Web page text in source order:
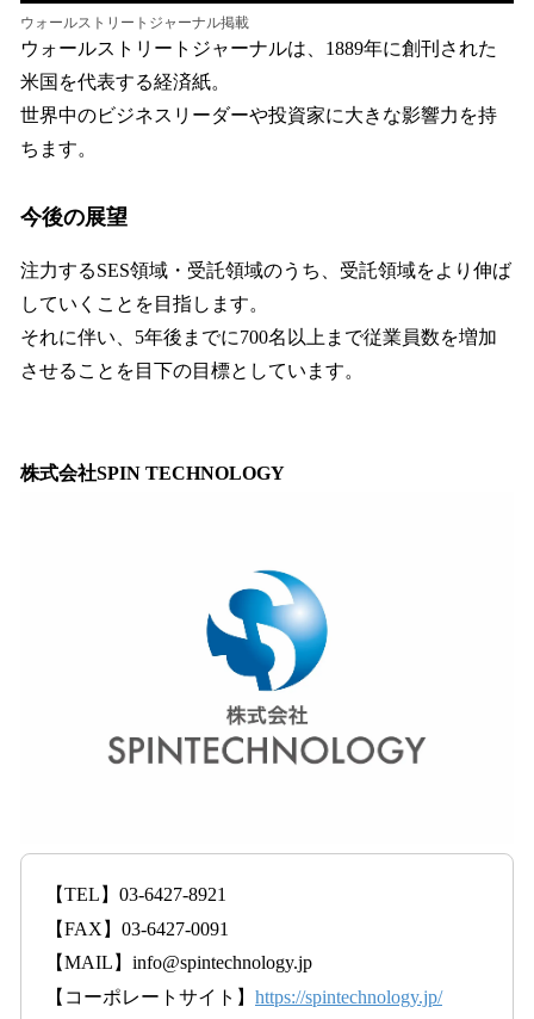
ウォールストリートジャーナル掲載
ウォールストリートジャーナルは、1889年に創刊された
米国を代表する経済紙。
世界中のビジネスリーダーや投資家に大きな影響力を持
ちます。
今後の展望
注力するSES領域・受託領域のうち、受託領域をより伸ば
していくことを目指します。
それに伴い、5年後までに700名以上まで従業員数を増加
させることを目下の目標としています。
株式会社SPIN TECHNOLOGY
【TEL】03-6427-8921
【FAX】03-6427-0091
【MAIL】info@spintechnology.jp
【コーポレートサイト】 https://spintechnology.jp/